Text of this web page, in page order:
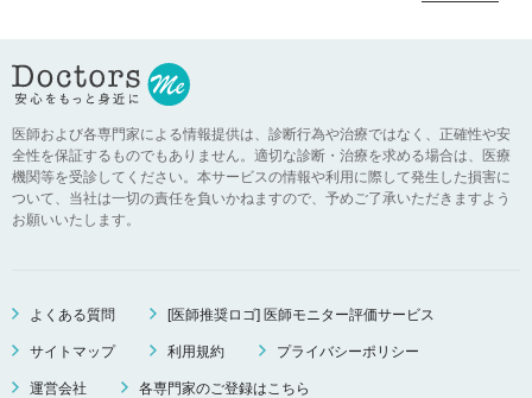
医師および各専門家による情報提供は、診断行為や治療ではなく、正確性や安
全性を保証するものでもありません。適切な診断・治療を求める場合は、医療
機関等を受診してください。本サービスの情報や利用に際して発生した損害に
ついて、当社は一切の責任を負いかねますので、予めご了承いただきますよう
お願いいたします。
よくある質問 [医師推奨ロゴ] 医師モニター評価サービス
サイトマップ 利用規約 プライバシーポリシー
運営会社 各専門家のご登録はこちら